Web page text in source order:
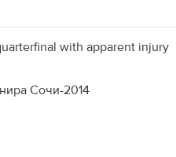
with apparent injury
Сочи-2014